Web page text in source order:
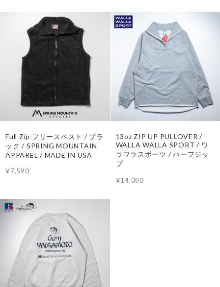
Full Zip フリースベスト / ブラ
ック / SPRING MOUNTAIN
APPAREL / MADE IN USA
¥7,590
13oz ZIP UP PULLOVER /
WALLA WALLA SPORT / ワ
ラワラスポーツ / ハーフジッ
プ
¥14,080